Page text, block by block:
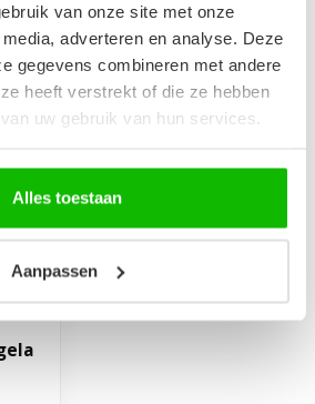
van onze site met onze
adverteren en analyse. Deze
gegevens combineren met andere
heeft verstrekt of die ze hebben
uw gebruik van hun services.
Alles toestaan
Aanpassen